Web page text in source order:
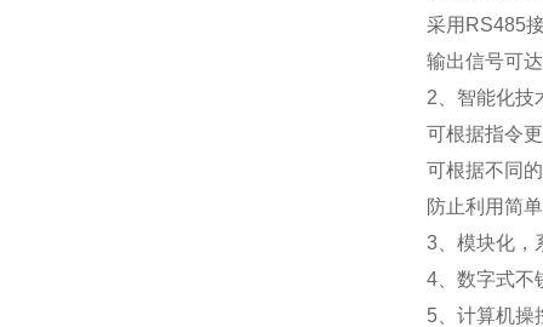
采用 RS485
输出信号可达
2 、智能化技
可根据指令
可根据不同
防止利用简
3、模块化，
4、数字式不
5、计算机操